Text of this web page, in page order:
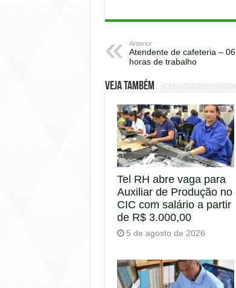
Anterior
Atendente de cafeteria – 06
horas de trabalho
Veja também
Tel RH abre vaga para
Auxiliar de Produção no
CIC com salário a partir
de R$ 3.000,00
5 de agosto de 2026